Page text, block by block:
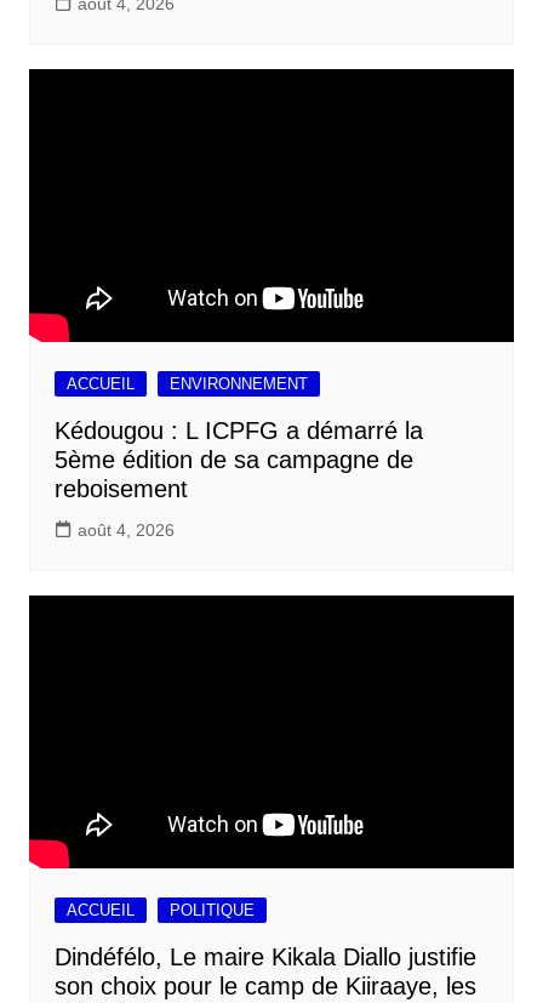
ACCUEIL ENVIRONNEMENT
Kédougou : L ICPFG a démarré la
5ème édition de sa campagne de
reboisement
août 4, 2026
ACCUEIL POLITIQUE
Dindéfélo, Le maire Kikala Diallo justifie
son choix pour le camp de Kiiraaye, les